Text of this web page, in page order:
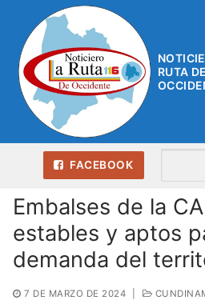
contenido
RUTA DE
FACEBOOK
Embalses de la
estables y aptos
demanda del
7 DE MARZO DE 2024